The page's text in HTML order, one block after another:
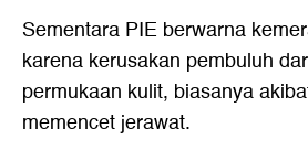
Sementara PIE berwarna
karena kerusakan pembuluh
permukaan kulit, biasanya
memencet jerawat.